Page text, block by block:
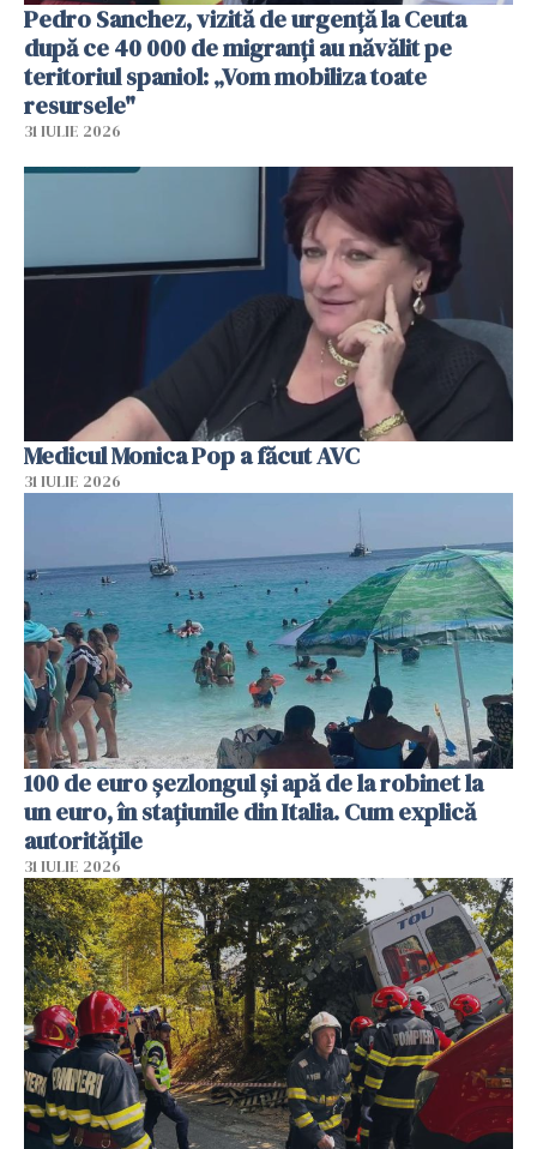
Pedro Sanchez, vizită de urgență la Ceuta
după ce 40 000 de migranți au năvălit pe
teritoriul spaniol: „Vom mobiliza toate
resursele"
31 IULIE 2026
Medicul Monica Pop a făcut AVC
31 IULIE 2026
100 de euro șezlongul și apă de la robinet la
un euro, în stațiunile din Italia. Cum explică
autoritățile
31 IULIE 2026